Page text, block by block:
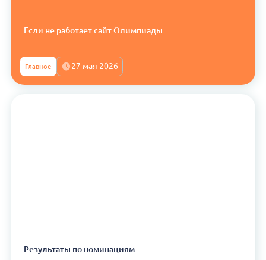
Если не работает сайт Олимпиады
Главное 27 мая 2026
Результаты по номинациям